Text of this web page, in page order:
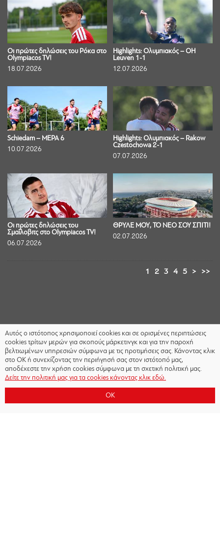
Οι πρώτες δηλώσεις του Ρόκα στο
Olympiacos TV!
18.07.2026
Highlights: Ολυμπιακός – OH
Leuven 1-1
12.07.2026
Schiedam – ΜΕΡΑ 6
10.07.2026
Highlights: Ολυμπιακός – Rakow
Czestochowa 2-1
07.07.2026
Οι πρώτες δηλώσεις του
Σμαΐλοβιτς στο Olympiacos TV!
06.07.2026
ΘΡΥΛΕ ΜΟΥ, ΤΟ ΝΕΟ ΣΟΥ ΣΠΙΤΙ!
02.07.2026
1 2 3 4 5 > >>
Αυτός ο ιστότοπος χρησιμοποιεί cookies και σε ορισμένες περιπτώσεις
cookies τρίτων μερών για σκοπούς μάρκετινγκ και για την παροχή
βελτιωμένων υπηρεσιών σύμφωνα με τις προτιμήσεις σας. Κάνοντας κλικ
στο OK ή συνεχίζοντας την περιήγησή σας στον ιστότοπό μας,
αποδέχεστε την χρήση cookies σύμφωνα με τη σχετική πολιτική μας.
Δείτε την πολιτική μας για τα cookies κάνοντας κλικ εδώ.
OK